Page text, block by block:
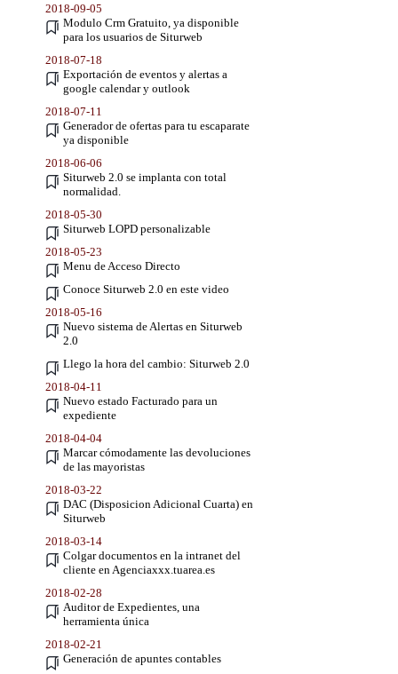
2018-09-05
Modulo Crm Gratuito, ya disponible
para los usuarios de Siturweb
2018-07-18
Exportación de eventos y alertas a
google calendar y outlook
2018-07-11
Generador de ofertas para tu escaparate
ya disponible
2018-06-06
Siturweb 2.0 se implanta con total
normalidad.
2018-05-30
Siturweb LOPD personalizable
2018-05-23
Menu de Acceso Directo
Conoce Siturweb 2.0 en este video
2018-05-16
Nuevo sistema de Alertas en Siturweb
2.0
Llego la hora del cambio: Siturweb 2.0
2018-04-11
Nuevo estado Facturado para un
expediente
2018-04-04
Marcar cómodamente las devoluciones
de las mayoristas
2018-03-22
DAC (Disposicion Adicional Cuarta) en
Siturweb
2018-03-14
Colgar documentos en la intranet del
cliente en Agenciaxxx.tuarea.es
2018-02-28
Auditor de Expedientes, una
herramienta única
2018-02-21
Generación de apuntes contables